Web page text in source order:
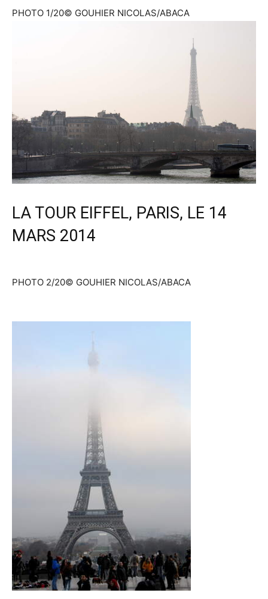
PHOTO 1/20© GOUHIER NICOLAS/ABACA
LA TOUR EIFFEL, PARIS, LE 14
MARS 2014
PHOTO 2/20© GOUHIER NICOLAS/ABACA